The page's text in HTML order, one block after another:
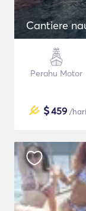
Cantiere
Perahu Motor
$459 /hari